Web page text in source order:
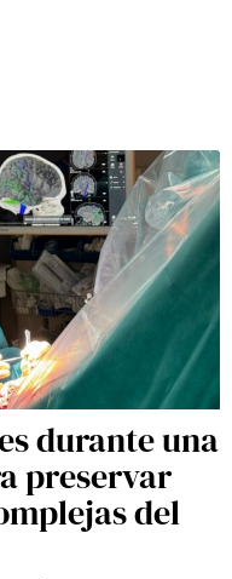
durante una
preservar
del